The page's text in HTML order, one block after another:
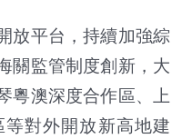
放平台，持續加強綜
關監管制度創新，大
粵澳深度合作區、上
對外開放新高地建